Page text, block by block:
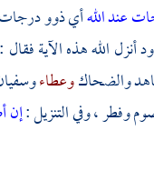
عند اللهأي ذوو
الله هذه الآية
والضحاكوعطاء
وفطر ، وفي التنزيل :إن